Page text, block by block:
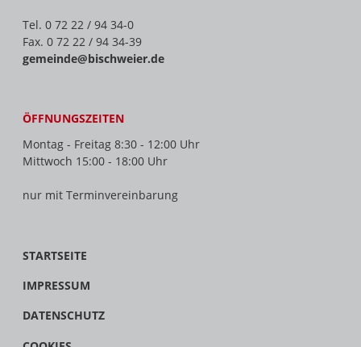
Tel. 0 72 22 / 94 34-0
Fax. 0 72 22 / 94 34-39
gemeinde@bischweier.de
ÖFFNUNGSZEITEN
Montag - Freitag 8:30 - 12:00 Uhr
Mittwoch 15:00 - 18:00 Uhr
nur mit Terminvereinbarung
STARTSEITE
IMPRESSUM
DATENSCHUTZ